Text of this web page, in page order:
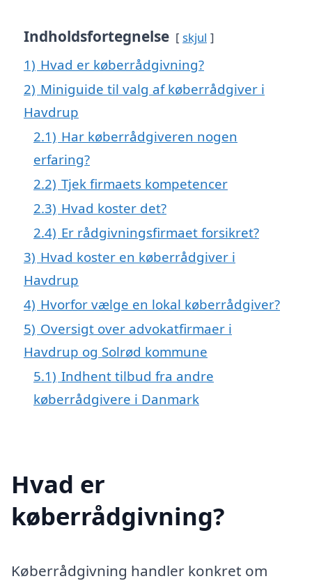
Indholdsfortegnelse skjul
1) Hvad er køberrådgivning?
2) Miniguide til valg af køberrådgiver i
Havdrup
2.1) Har køberrådgiveren nogen
erfaring?
2.2) Tjek firmaets kompetencer
2.3) Hvad koster det?
2.4) Er rådgivningsfirmaet forsikret?
3) Hvad koster en køberrådgiver i
Havdrup
4) Hvorfor vælge en lokal køberrådgiver?
5) Oversigt over advokatfirmaer i
Havdrup og Solrød kommune
5.1) Indhent tilbud fra andre
køberrådgivere i Danmark
Hvad er
køberrådgivning?
Køberrådgivning handler konkret om